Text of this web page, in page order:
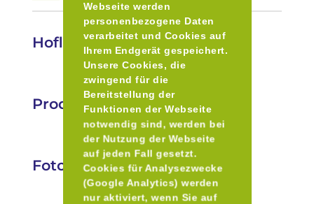
Webseite werden
personenbezogene Daten
verarbeitet und Cookies auf
Ihrem Endgerät gespeichert.
Unsere Cookies, die
zwingend für die
Bereitstellung der
Funktionen der Webseite
notwendig sind, werden bei
der Nutzung der Webseite
auf jeden Fall gesetzt.
Cookies für Analysezwecke
(Google Analytics) werden
nur aktiviert, wenn Sie auf
Hofladen Fam. Köstler
Produkte
Fotos